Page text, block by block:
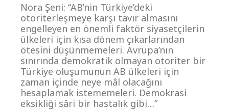
Nora Şeni: “AB’nin Türkiye’deki
otoriterleşmeye karşı tavır almasını
engelleyen en önemli faktör siyasetçilerin
ülkeleri için kısa dönem çıkarlarından
ötesini düşünmemeleri. Avrupa’nın
sınırında demokratik olmayan otoriter bir
Türkiye oluşumunun AB ülkeleri için
zaman içinde neye mâl olacağını
hesaplamak istememeleri. Demokrasi
eksikliği sâri bir hastalık gibi…”